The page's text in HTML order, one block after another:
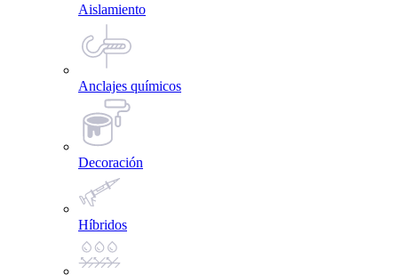
Aislamiento
Anclajes químicos
Decoración
Híbridos